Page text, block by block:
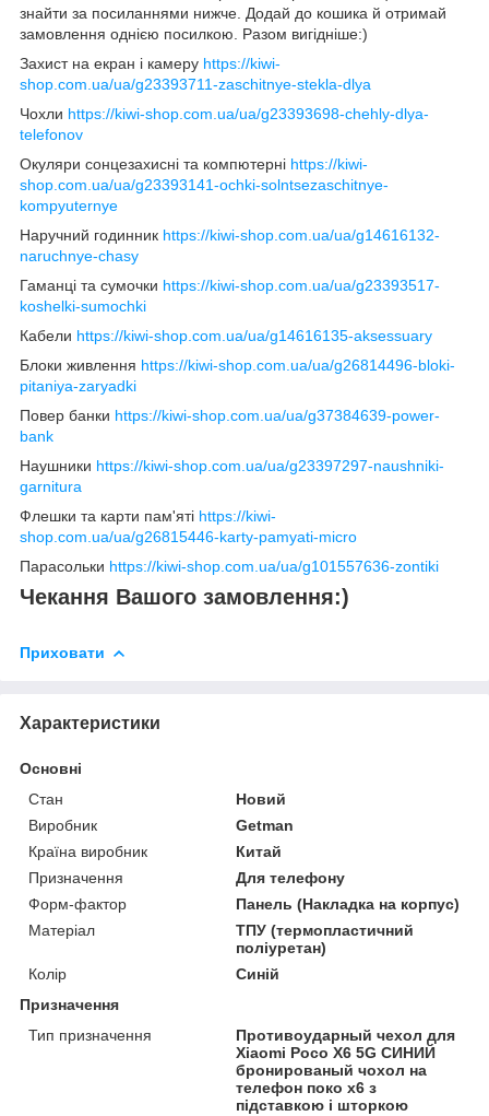
знайти за посиланнями нижче. Додай до кошика й отримай
замовлення однією посилкою. Разом вигідніше:)
Захист на екран і камеру https://kiwi-
shop.com.ua/ua/g23393711-zaschitnye-stekla-dlya
Чохли https://kiwi-shop.com.ua/ua/g23393698-chehly-dlya-
telefonov
Окуляри сонцезахисні та компютерні https://kiwi-
shop.com.ua/ua/g23393141-ochki-solntsezaschitnye-
kompyuternye
Наручний годинник https://kiwi-shop.com.ua/ua/g14616132-
naruchnye-chasy
Гаманці та сумочки https://kiwi-shop.com.ua/ua/g23393517-
koshelki-sumochki
Кабели https://kiwi-shop.com.ua/ua/g14616135-aksessuary
Блоки живлення https://kiwi-shop.com.ua/ua/g26814496-bloki-
pitaniya-zaryadki
Повер банки https://kiwi-shop.com.ua/ua/g37384639-power-
bank
Наушники https://kiwi-shop.com.ua/ua/g23397297-naushniki-
garnitura
Флешки та карти пам'яті https://kiwi-
shop.com.ua/ua/g26815446-karty-pamyati-micro
Парасольки https://kiwi-shop.com.ua/ua/g101557636-zontiki
Чекання Вашого замовлення:)
Приховати
Характеристики
Основні
Стан
Новий
Виробник
Getman
Країна виробник
Китай
Призначення
Для телефону
Форм-фактор
Панель (Накладка на корпус)
Матеріал
ТПУ (термопластичний
поліуретан)
Колір
Синій
Призначення
Тип призначення
Противоударный чехол для
Xiaomi Poco X6 5G СИНИЙ
бронированый чохол на
телефон поко х6 з
підставкою і шторкою